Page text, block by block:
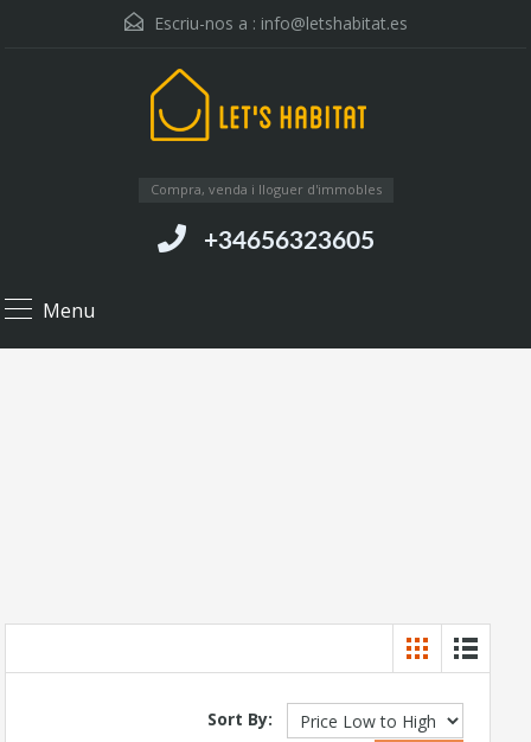
Escriu-nos a : info@letshabitat.es
Compra, venda i lloguer d'immobles
+34656323605
Menu
Sort By: